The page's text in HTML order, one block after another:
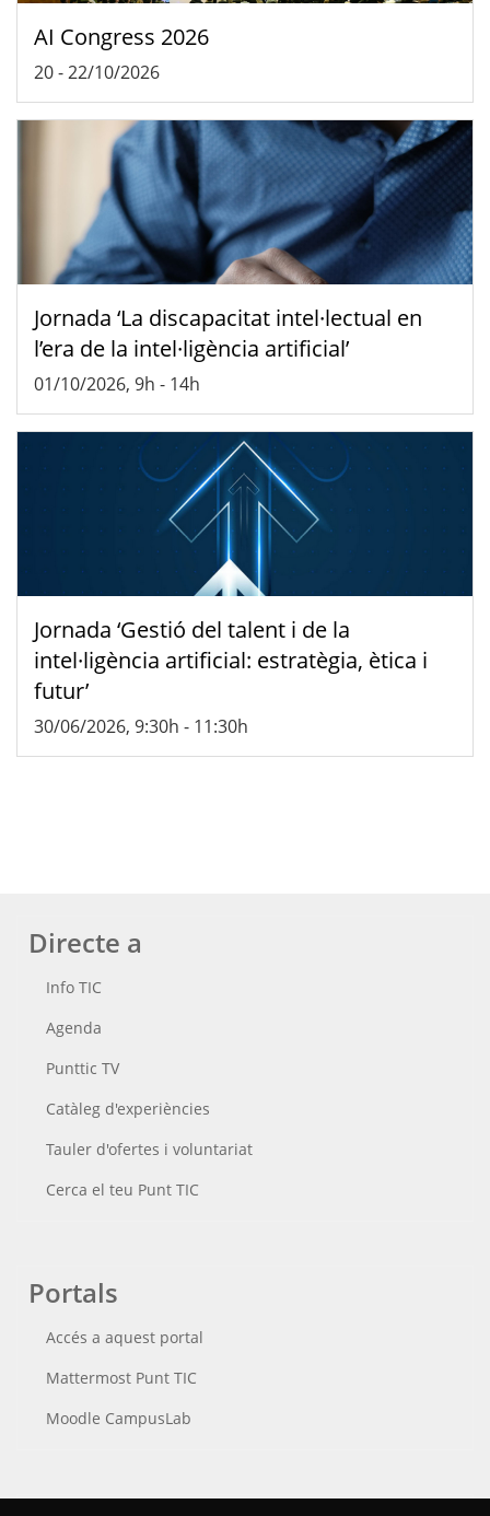
AI Congress 2026
20-22/10/2026
Jornada ‘La discapacitat intel·lectual en
l’era de la intel·ligència artificial’
01/10/2026, 9h - 14h
Jornada ‘Gestió del talent i de la
intel·ligència artificial: estratègia, ètica i
futur’
30/06/2026, 9:30h - 11:30h
Directe a
Info TIC
Agenda
Punttic TV
Catàleg d'experiències
Tauler d'ofertes i voluntariat
Cerca el teu Punt TIC
Portals
Accés a aquest portal
Mattermost Punt TIC
Moodle CampusLab